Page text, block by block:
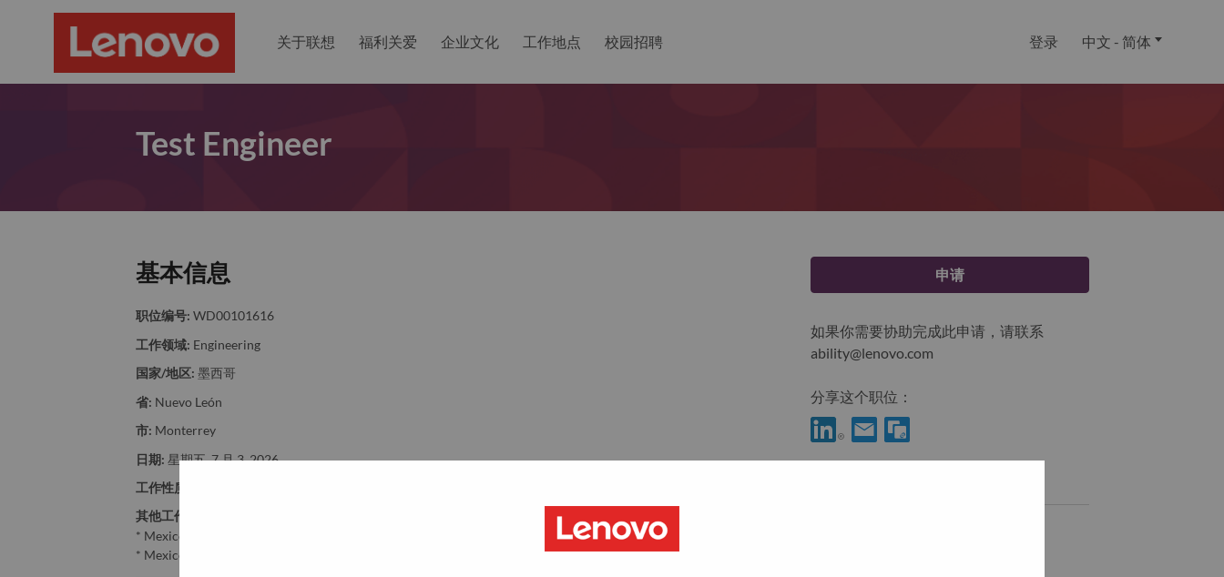
关于联想 福利关爱 企业文化 工作地点 校园招聘 登录 中文 - 简体
Test Engineer
基本信息
职位编号: WD00101616
工作领域: Engineering
国家/地区: 墨西哥
省: Nuevo León
市: Monterrey
日期: 星期五, 7 月 3, 2026
工作性质:
其他工作城市
* Mexico - Nuevo León - Monterrey
* Mexico - Nuevo León - Monterrey
申请
如果你需要协助完成此申请，请联系
ability@lenovo.com
分享这个职位：